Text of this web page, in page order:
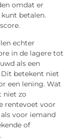
omdat er
betalen.
echter
in de lagere tot
als een
betekent niet
een lening. Wat
niet zo
rentevoet voor
voor iemand
of